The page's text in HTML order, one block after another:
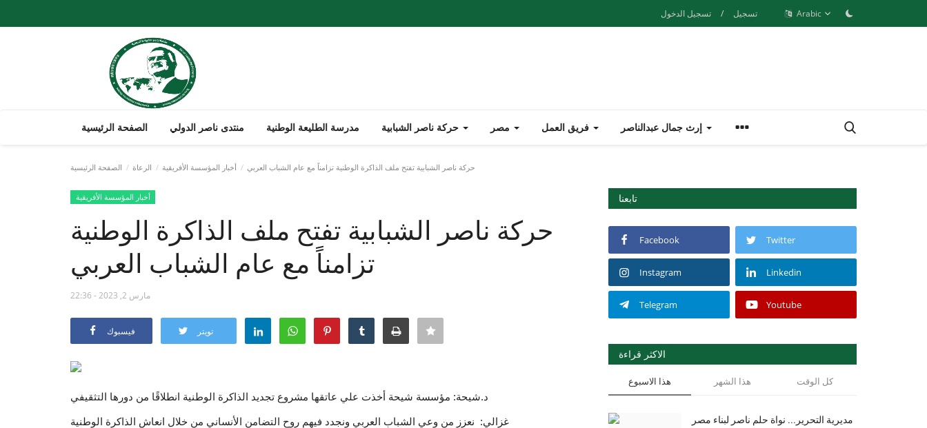
تسجيل الدخول / تسجيل Arabic
الصفحة الرئيسية منتدى ناصر الدولي مدرسة الطليعة الوطنية
الصفحة الرئيسية الرعاة أخبار المؤسسة الأفريقية حركة ناصر الشبابية تفتح ملف الذاكرة الوطنية تزامناً مع عام الشباب العربي
أخبار المؤسسة الأفريقية
حركة ناصر الشبابية تفتح ملف الذاكرة الوطنية
تزامناً مع عام الشباب العربي
مارس 2, 2023 - 22:36
فيسبوك تويتر
د.شيحة: مؤسسة شيحة أخذت علي عاتقها مشروع تجديد الذاكرة الوطنية انطلاقًا من دورها التثقيفي
تابعنا
Facebook Twitter
Instagram Linkedin
Telegram Youtube
الاكثر قراءة
هذا الاسبوع هذا الشهر كل الوقت
مديرية التحرير... نواة حلم ناصر لبناء مصر